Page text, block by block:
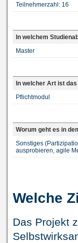
Teilnehmerzahl: 16
In welchem
Master
In welcher Art ist
Pflichtmodul
Worum geht es in
Sonstiges
ausprobieren, agile
Welche
Das Projekt